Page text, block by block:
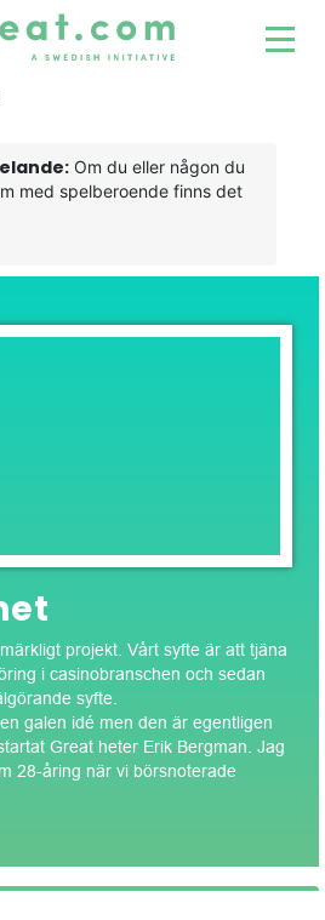
Om du eller någon du
med spelberoende finns det
projekt. Vårt syfte är att tjäna
i casinobranschen och sedan
syfte.
galen idé men den är egentligen
Great heter Erik Bergman. Jag
28-åring när vi börsnoterade
jag och min barndomsvän Emil
aktier för 118 miljoner kronor (du
) och jag har sedan dess sålt för